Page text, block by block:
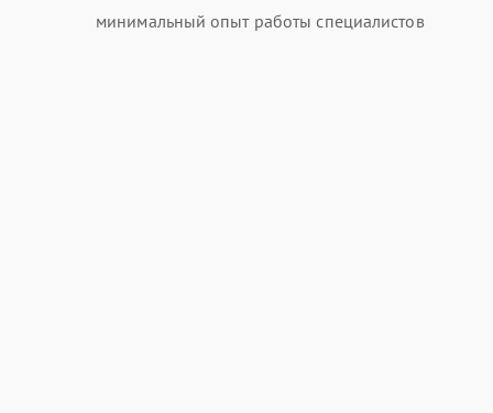
минимальный опыт работы специалистов